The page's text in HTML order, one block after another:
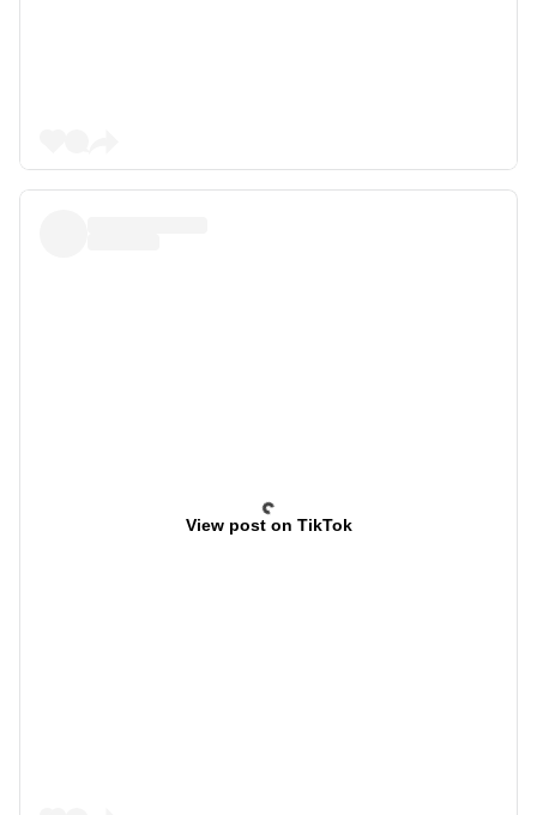
View post on TikTok